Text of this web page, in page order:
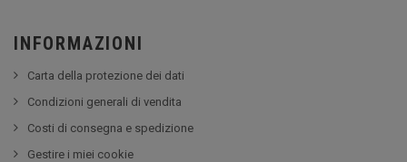
INFORMAZIONI
Carta della protezione dei dati
Condizioni generali di vendita
Costi di consegna e spedizione
Gestire i miei cookie